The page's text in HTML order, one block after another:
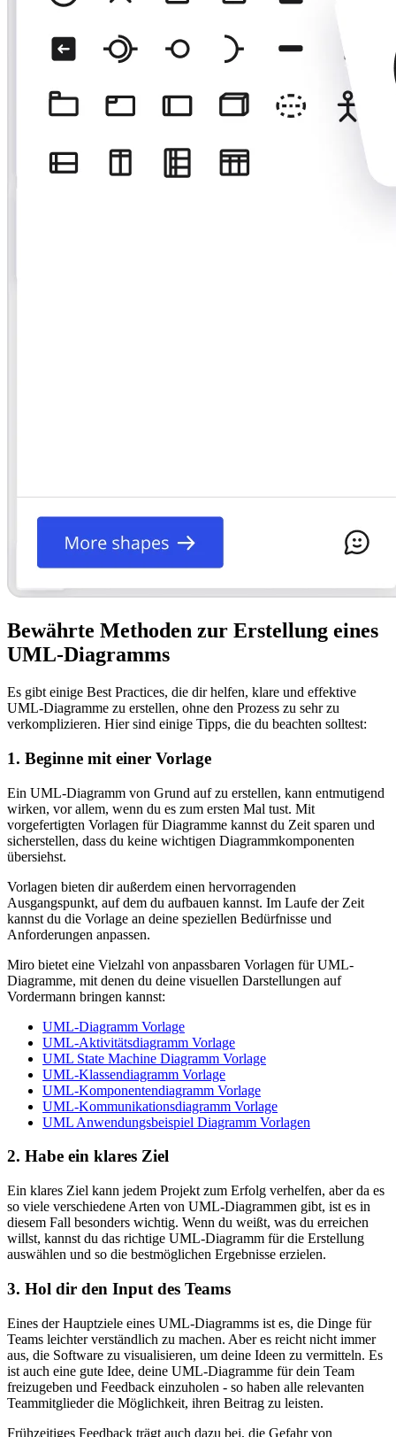
Bewährte Methoden zur Erstellung eines
UML-Diagramms
Es gibt einige Best Practices, die dir helfen, klare und effektive
UML-Diagramme zu erstellen, ohne den Prozess zu sehr zu
verkomplizieren. Hier sind einige Tipps, die du beachten solltest:
1. Beginne mit einer Vorlage
Ein UML-Diagramm von Grund auf zu erstellen, kann entmutigend
wirken, vor allem, wenn du es zum ersten Mal tust. Mit
vorgefertigten Vorlagen für Diagramme kannst du Zeit sparen und
sicherstellen, dass du keine wichtigen Diagrammkomponenten
übersiehst.
Vorlagen bieten dir außerdem einen hervorragenden
Ausgangspunkt, auf dem du aufbauen kannst. Im Laufe der Zeit
kannst du die Vorlage an deine speziellen Bedürfnisse und
Anforderungen anpassen.
Miro bietet eine Vielzahl von anpassbaren Vorlagen für UML-
Diagramme, mit denen du deine visuellen Darstellungen auf
Vordermann bringen kannst:
UML-Diagramm Vorlage
UML-Aktivitätsdiagramm Vorlage
UML State Machine Diagramm Vorlage
UML-Klassendiagramm Vorlage
UML-Komponentendiagramm Vorlage
UML-Kommunikationsdiagramm Vorlage
UML Anwendungsbeispiel Diagramm Vorlagen
2. Habe ein klares Ziel
Ein klares Ziel kann jedem Projekt zum Erfolg verhelfen, aber da es
so viele verschiedene Arten von UML-Diagrammen gibt, ist es in
diesem Fall besonders wichtig. Wenn du weißt, was du erreichen
willst, kannst du das richtige UML-Diagramm für die Erstellung
auswählen und so die bestmöglichen Ergebnisse erzielen.
3. Hol dir den Input des Teams
Eines der Hauptziele eines UML-Diagramms ist es, die Dinge für
Teams leichter verständlich zu machen. Aber es reicht nicht immer
aus, die Software zu visualisieren, um deine Ideen zu vermitteln. Es
ist auch eine gute Idee, deine UML-Diagramme für dein Team
freizugeben und Feedback einzuholen - so haben alle relevanten
Teammitglieder die Möglichkeit, ihren Beitrag zu leisten.
Frühzeitiges Feedback trägt auch dazu bei, die Gefahr von